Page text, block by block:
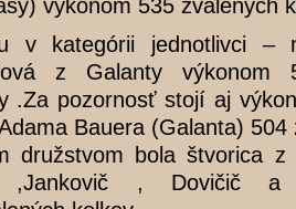
výkonom 535 zvalených
v kategórii jednotlivci
z Galanty výkonom
.Za pozornosť stojí aj
Bauera (Galanta)
družstvom bola štvorica
,Jankovič , Dovičič a